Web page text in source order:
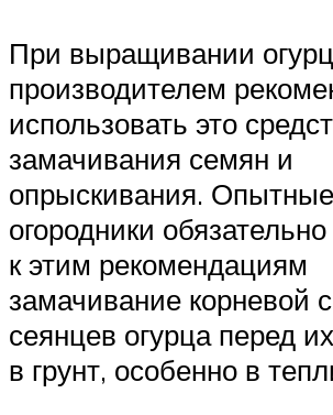
При выращивании
производителем
использовать это
замачивания семян и
опрыскивания.
огородники
к этим рекомендациям
замачивание корневой
сеянцев огурца перед
в грунт, особенно в